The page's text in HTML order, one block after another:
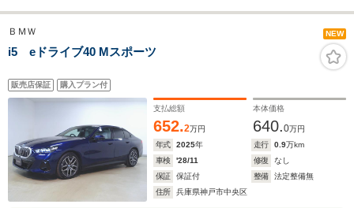
ＢＭＷ NEW
i5 eドライブ40 Mスポーツ
販売店保証 購入プラン付
支払総額
652.2万円
本体価格
640.0万円
年式
2025年 走行 0.9万km
車検
'28/11 修復
なし
保証
保証付 整備
法定整備無
住所
兵庫県神戸市中央区